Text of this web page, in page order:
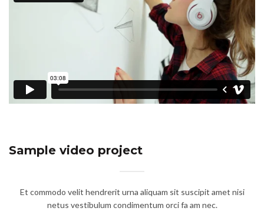
Sample video project
Et commodo velit hendrerit urna aliquam sit suscipit amet nisi
netus vestibulum condimentum orci fa am nec.